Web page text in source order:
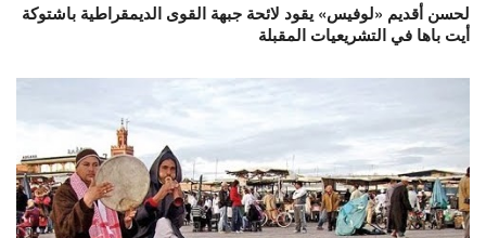
لحسن أقديم «لوفيس» يقود لائحة جبهة القوى الديمقراطية باشتوكة
أيت باها في التشريعيات المقبلة